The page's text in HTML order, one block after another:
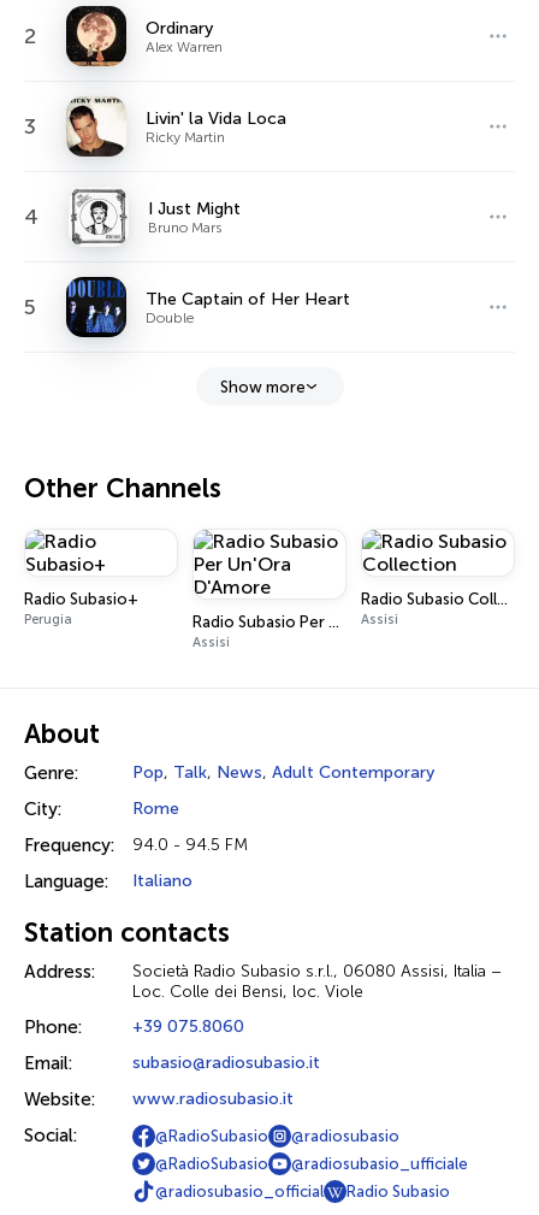
2 Ordinary
Alex Warren
3 Livin' la Vida Loca
Ricky Martin
4 I Just Might
Bruno Mars
5 The Captain of Her Heart
Double
Show more
Other Channels
Radio Subasio+
Perugia Radio Subasio Per Un'Ora D'Amore
Assisi
Radio Subasio Collection
Assisi
About
Genre: Pop, Talk, News, Adult Contemporary
City: Rome
Frequency: 94.0 - 94.5 FM
Language: Italiano
Station contacts
Address:
Società Radio Subasio s.r.l., 06080 Assisi, Italia –
Loc. Colle dei Bensi, loc. Viole
Phone: +39 075.8060
Email: subasio@radiosubasio.it
Website: www.radiosubasio.it
Social: @RadioSubasio
@radiosubasio
@RadioSubasio
@radiosubasio_ufficiale
@radiosubasio_official
Radio Subasio